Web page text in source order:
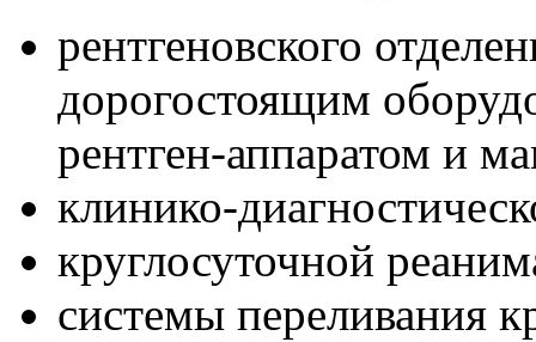
рентгеновского
дорогостоящим
рентген-аппаратом и
клинико-
круглосуточной
системы переливания